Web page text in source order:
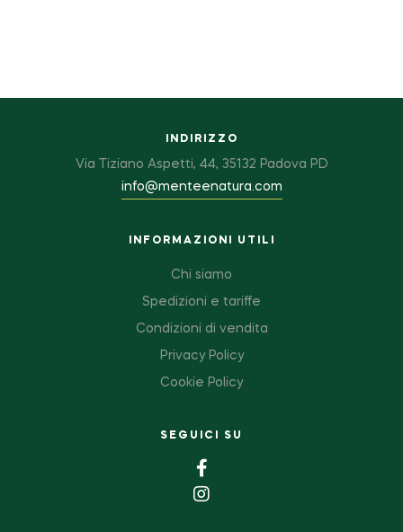
INDIRIZZO
Via Tiziano Aspetti, 44, 35132 Padova PD
info@menteenatura.com
INFORMAZIONI UTILI
Chi siamo
Spedizioni e tariffe
Condizioni di vendita
Privacy Policy
Cookie Policy
SEGUICI SU